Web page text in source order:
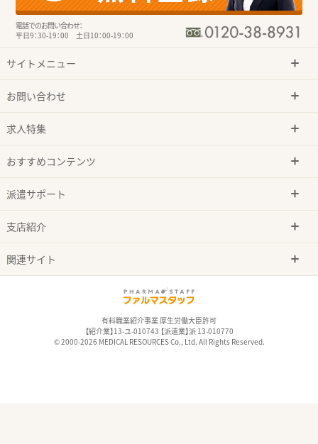
電話でのお問い合わせ：
平日9：30-19：00 土日10：00-19：00
サイトメニュー
お問い合わせ
求人特集
おすすめコンテンツ
派遣サポート
支店紹介
関連サイト
有料職業紹介事業 厚生労働大臣許可
【紹介業】13-ユ-010743 【派遣業】派 13-010770
© 2000-2026 MEDICAL RESOURCES Co., Ltd. All Rights Reserved.